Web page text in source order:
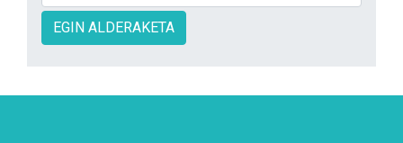
EGIN ALDERAKETA